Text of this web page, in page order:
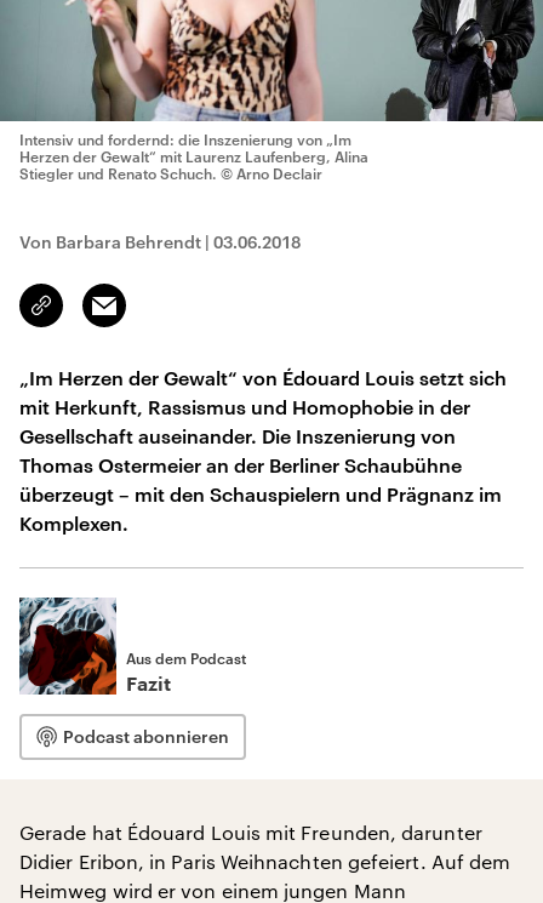
Intensiv und fordernd: die Inszenierung von „Im
Herzen der Gewalt“ mit Laurenz Laufenberg, Alina
Stiegler und Renato Schuch. © Arno Declair
Von Barbara Behrendt | 03.06.2018
Link
kopieren/teilen
Email
„Im Herzen der Gewalt“ von Édouard Louis setzt sich
mit Herkunft, Rassismus und Homophobie in der
Gesellschaft auseinander. Die Inszenierung von
Thomas Ostermeier an der Berliner Schaubühne
überzeugt – mit den Schauspielern und Prägnanz im
Komplexen.
Aus dem Podcast
Fazit
Podcast abonnieren
Gerade hat Édouard Louis mit Freunden, darunter
Didier Eribon, in Paris Weihnachten gefeiert. Auf dem
Heimweg wird er von einem jungen Mann